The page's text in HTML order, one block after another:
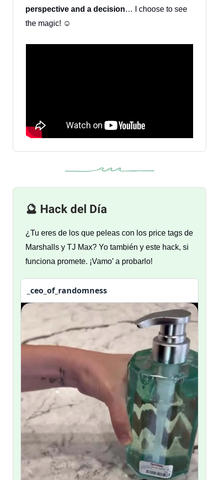
perspective and a decision… I choose to see
the magic! ☺️
🔮 Hack del Día
¿Tu eres de los que peleas con los price tags de
Marshalls y TJ Max? Yo también y este hack, si
funciona promete. ¡Vamo’ a probarlo!
_ceo_of_randomness